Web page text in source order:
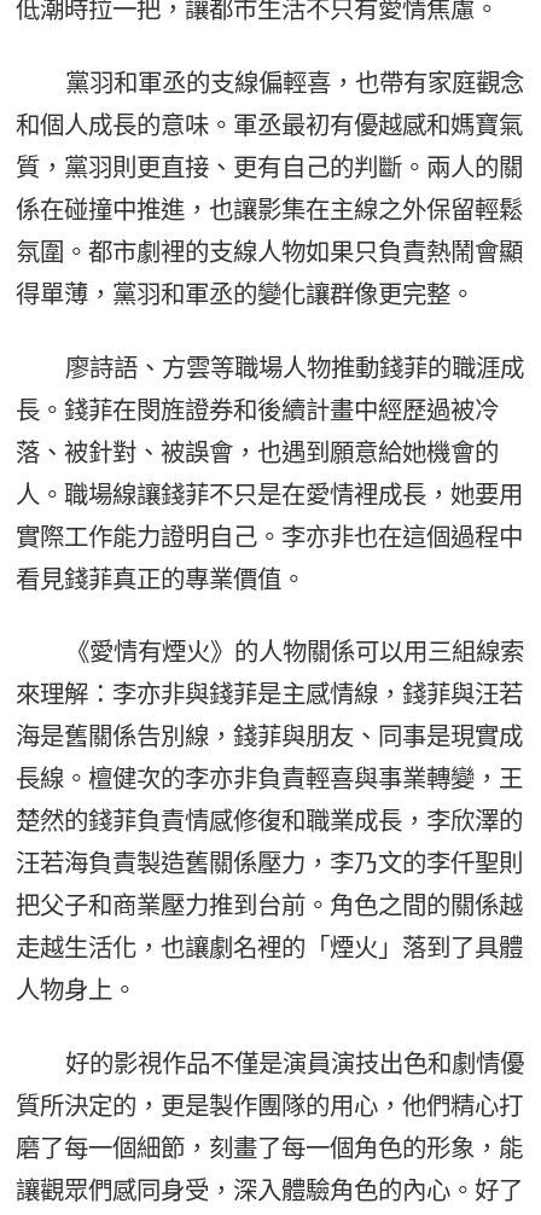
低潮時拉一把，讓都市生活不只有愛情焦慮。
黨羽和軍丞的支線偏輕喜，也帶有家庭觀念
和個人成長的意味。軍丞最初有優越感和媽寶氣
質，黨羽則更直接、更有自己的判斷。兩人的關
係在碰撞中推進，也讓影集在主線之外保留輕鬆
氛圍。都市劇裡的支線人物如果只負責熱鬧會顯
得單薄，黨羽和軍丞的變化讓群像更完整。
廖詩語、方雲等職場人物推動錢菲的職涯成
長。錢菲在閔旌證券和後續計畫中經歷過被冷
落、被針對、被誤會，也遇到願意給她機會的
人。職場線讓錢菲不只是在愛情裡成長，她要用
實際工作能力證明自己。李亦非也在這個過程中
看見錢菲真正的專業價值。
《愛情有煙火》的人物關係可以用三組線索
來理解：李亦非與錢菲是主感情線，錢菲與汪若
海是舊關係告別線，錢菲與朋友、同事是現實成
長線。檀健次的李亦非負責輕喜與事業轉變，王
楚然的錢菲負責情感修復和職業成長，李欣澤的
汪若海負責製造舊關係壓力，李乃文的李仟聖則
把父子和商業壓力推到台前。角色之間的關係越
走越生活化，也讓劇名裡的「煙火」落到了具體
人物身上。
好的影視作品不僅是演員演技出色和劇情優
質所決定的，更是製作團隊的用心，他們精心打
磨了每一個細節，刻畫了每一個角色的形象，能
讓觀眾們感同身受，深入體驗角色的內心。好了